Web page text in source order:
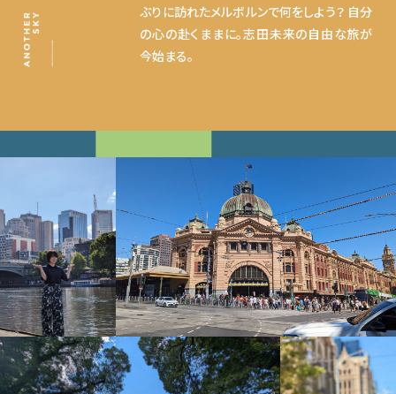
ぶりに訪れたメルボルンで何をしよう？ 自分
の心の赴くままに。志田未来の自由な旅が
今始まる。